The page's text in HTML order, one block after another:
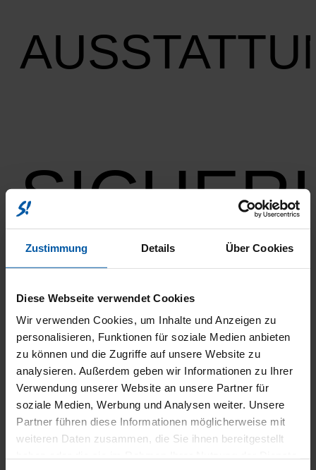
Zustimmung Details Über Cookies
Diese Webseite verwendet Cookies
Wir verwenden Cookies, um Inhalte und Anzeigen zu
personalisieren, Funktionen für soziale Medien anbieten
zu können und die Zugriffe auf unsere Website zu
analysieren. Außerdem geben wir Informationen zu Ihrer
Verwendung unserer Website an unsere Partner für
soziale Medien, Werbung und Analysen weiter. Unsere
Partner führen diese Informationen möglicherweise mit
weiteren Daten zusammen, die Sie ihnen bereitgestellt